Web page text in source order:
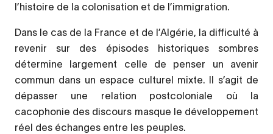
l’histoire de la colonisation et de l’immigration.
Dans le cas de la France et de l’Algérie, la difficulté à
revenir sur des épisodes historiques sombres
détermine largement celle de penser un avenir
commun dans un espace culturel mixte. Il s’agit de
dépasser une relation postcoloniale où la
cacophonie des discours masque le développement
réel des échanges entre les peuples.